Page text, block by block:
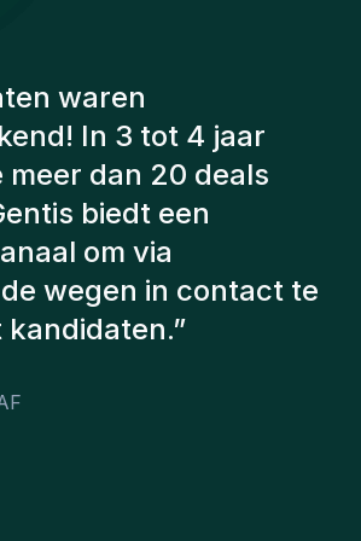
van Gentis
rekening gehouden
factoren om ons de
voor te stellen.
die we hebben
werken nog steeds
ben ik erg
opgenomen.